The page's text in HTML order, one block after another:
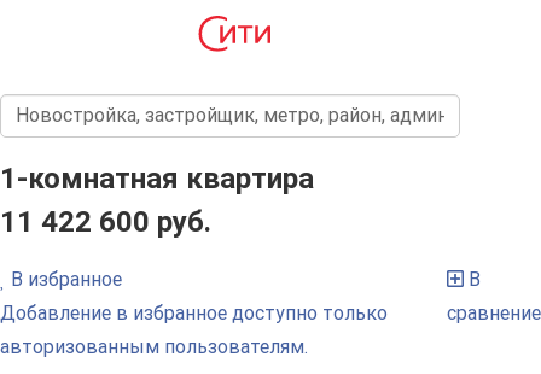
1-комнатная квартира
11 422 600 руб.
В избранное
Добавление в избранное доступно только
авторизованным пользователям.
В
сравнение